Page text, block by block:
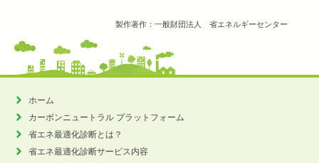
製作著作：一般財団法人 省エネルギーセンター
ホーム
カーボンニュートラル プラットフォーム
省エネ最適化診断とは？
省エネ最適化診断サービス内容